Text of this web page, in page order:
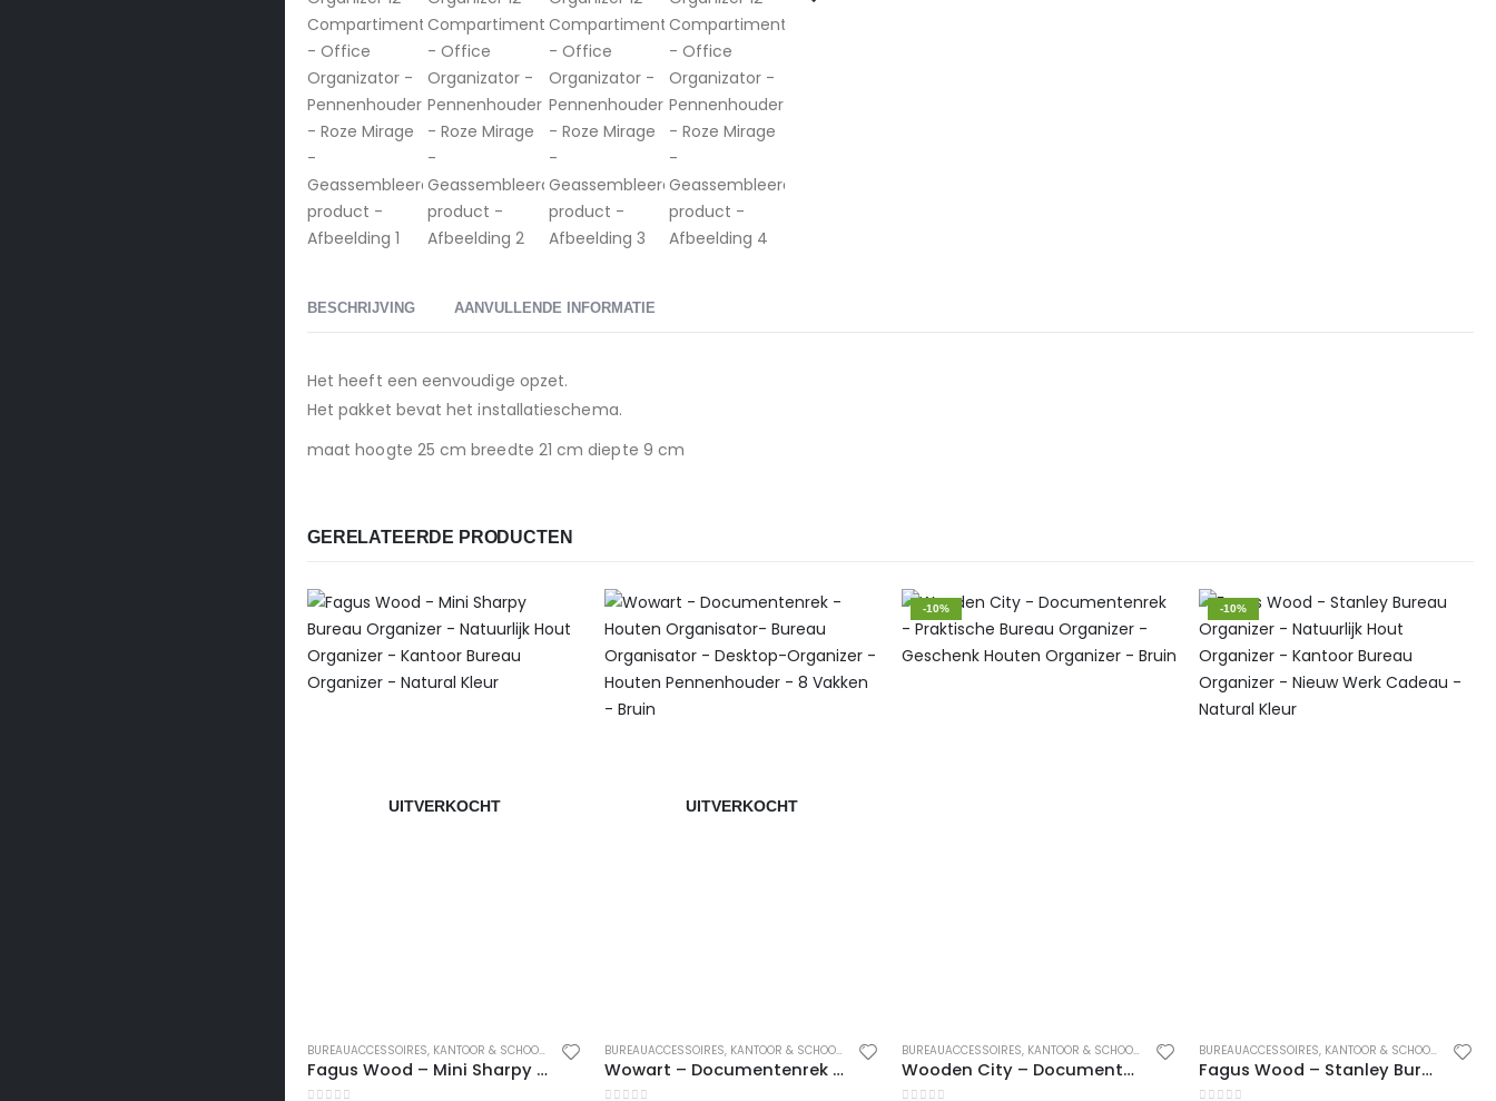
BESCHRIJVING AANVULLENDE INFORMATIE
Het heeft een eenvoudige opzet.
Het pakket bevat het installatieschema.
maat hoogte 25 cm breedte 21 cm diepte 9 cm
GERELATEERDE PRODUCTEN
UITVERKOCHT
BUREAUACCESSOIRES, KANTOOR & SCHOOL PENNENBAKJES
Fagus Wood – Mini Sharpy Bureau Organizer – Natuurlijk Hout Organizer – Kantoor Bureau Organizer – Natural Kleur
UITVERKOCHT
BUREAUACCESSOIRES, KANTOOR & SCHOOL PENNENBAKJES
Wowart – Documentenrek – Houten Organisator- Bureau Organisator – Desktop-Organizer – Houten Pennenhouder – 8 Vakken – Bruin
-10%
BUREAUACCESSOIRES, KANTOOR & SCHOOL PENNENBAKJES
Wooden City – Documentenrek – Praktische Bureau Organizer – Geschenk Houten Organizer – Bruin
-10%
BUREAUACCESSOIRES, KANTOOR & SCHOOL
Fagus Wood – Stanley Bureau Organizer – Natuurlijk Hout Organizer – Kantoor Bureau Organizer – Nieuw Werk Cadeau – Natural Kleur